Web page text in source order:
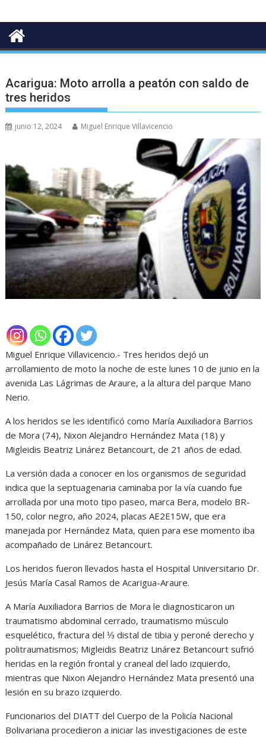
Acarigua: Moto arrolla a peatón con saldo de
tres heridos
junio 12, 2024 Miguel Enrique Villavicencio
Miguel Enrique Villavicencio.- Tres heridos dejó un
arrollamiento de moto la noche de este lunes 10 de junio en la
avenida Las Lágrimas de Araure, a la altura del parque Mano
Nerio.
A los heridos se les identificó como María Auxiliadora Barrios
de Mora (74), Nixon Alejandro Hernández Mata (18) y
Migleidis Beatriz Linárez Betancourt, de 21 años de edad.
La versión dada a conocer en los organismos de seguridad
indica que la septuagenaria caminaba por la vía cuando fue
arrollada por una moto tipo paseo, marca Bera, modelo BR-
150, color negro, año 2024, placas AE2E15W, que era
manejada por Hernández Mata, quien para ese momento iba
acompañado de Linárez Betancourt.
Los heridos fueron llevados hasta el Hospital Universitario Dr.
Jesús María Casal Ramos de Acarigua-Araure.
A María Auxiliadora Barrios de Mora le diagnosticaron un
traumatismo abdominal cerrado, traumatismo músculo
esquelético, fractura del ⅓ distal de tibia y peroné derecho y
politraumatismos; Migleidis Beatriz Linárez Betancourt sufrió
heridas en la región frontal y craneal del lado izquierdo,
mientras que Nixon Alejandro Hernández Mata presentó una
lesión en su brazo izquierdo.
Funcionarios del DIATT del Cuerpo de la Policía Nacional
Bolivariana procedieron a iniciar las investigaciones de este